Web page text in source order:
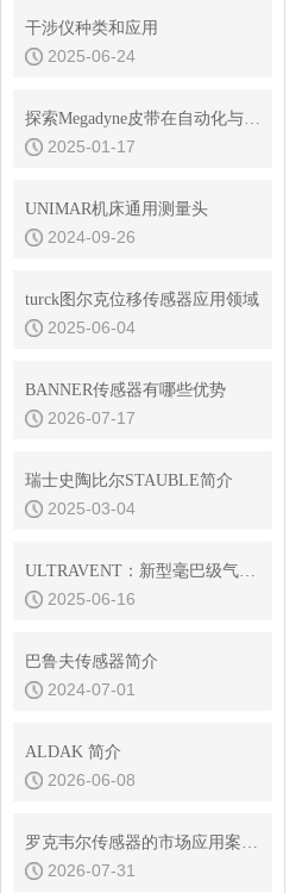
干涉仪种类和应用
2025-06-24
探索Megadyne皮带在自动化与制造中的应用
2025-01-17
UNIMAR机床通用测量头
2024-09-26
turck图尔克位移传感器应用领域
2025-06-04
BANNER传感器有哪些优势
2026-07-17
瑞士史陶比尔STAUBLE简介
2025-03-04
ULTRAVENT：新型毫巴级气体阀门系列 - 不仅仅是排气阀
2025-06-16
巴鲁夫传感器简介
2024-07-01
ALDAK 简介
2026-06-08
罗克韦尔传感器的市场应用案例有哪些
2026-07-31